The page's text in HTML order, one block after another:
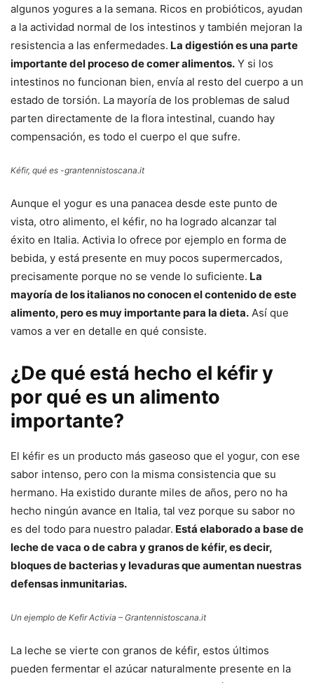
algunos yogures a la semana. Ricos en probióticos, ayudan
a la actividad normal de los intestinos y también mejoran la
resistencia a las enfermedades. La digestión es una parte
importante del proceso de comer alimentos. Y si los
intestinos no funcionan bien, envía al resto del cuerpo a un
estado de torsión. La mayoría de los problemas de salud
parten directamente de la flora intestinal, cuando hay
compensación, es todo el cuerpo el que sufre.
Kéfir, qué es -grantennistoscana.it
Aunque el yogur es una panacea desde este punto de
vista, otro alimento, el kéfir, no ha logrado alcanzar tal
éxito en Italia. Activia lo ofrece por ejemplo en forma de
bebida, y está presente en muy pocos supermercados,
precisamente porque no se vende lo suficiente. La
mayoría de los italianos no conocen el contenido de este
alimento, pero es muy importante para la dieta. Así que
vamos a ver en detalle en qué consiste.
¿De qué está hecho el kéfir y
por qué es un alimento
importante?
El kéfir es un producto más gaseoso que el yogur, con ese
sabor intenso, pero con la misma consistencia que su
hermano. Ha existido durante miles de años, pero no ha
hecho ningún avance en Italia, tal vez porque su sabor no
es del todo para nuestro paladar. Está elaborado a base de
leche de vaca o de cabra y granos de kéfir, es decir,
bloques de bacterias y levaduras que aumentan nuestras
defensas inmunitarias.
Un ejemplo de Kefir Activia – Grantennistoscana.it
La leche se vierte con granos de kéfir, estos últimos
pueden fermentar el azúcar naturalmente presente en la